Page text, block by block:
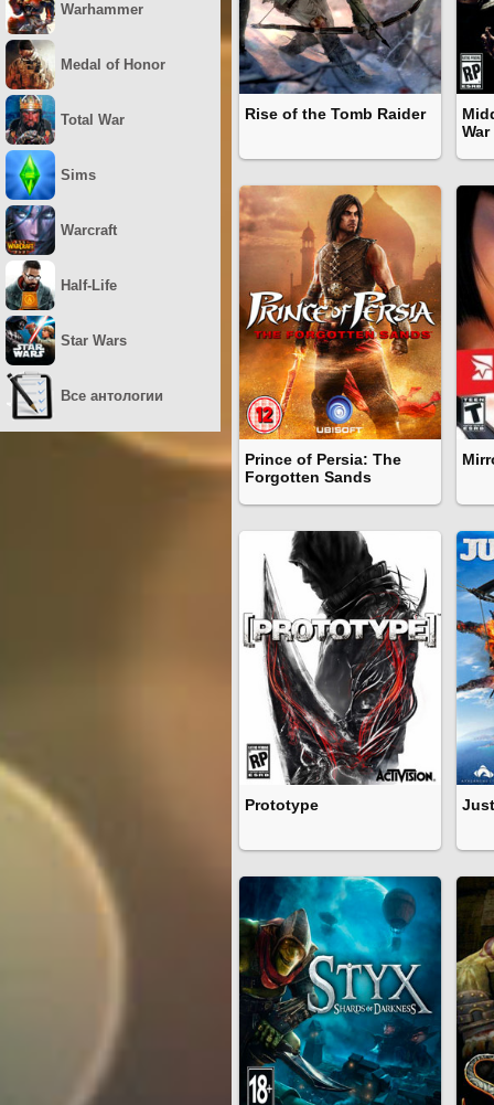
Rise of the Tomb Raider
War
Prince of Persia: The
Forgotten Sands
Prototype
Warhammer
Medal of Honor
Total War
Sims
Warcraft
Half-Life
Star Wars
Все антологии